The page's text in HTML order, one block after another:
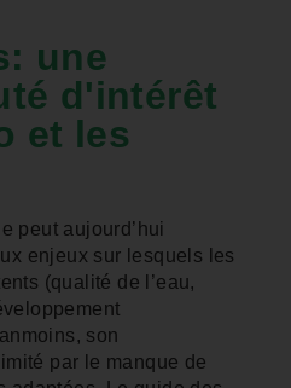
une
d'intérêt
et les
peut aujourd’hui
enjeux sur lesquels les
(qualité de l’eau,
son
par le manque de